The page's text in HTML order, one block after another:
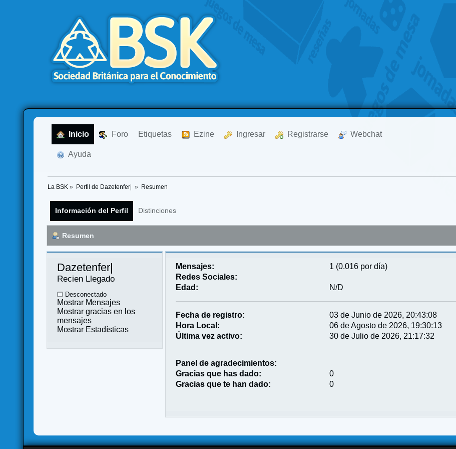
Inicio Foro Etiquetas Ezine Ingresar Registrarse Webchat
Ayuda
La BSK » Perfil de Dazetenfer| » Resumen
Información del Perfil Distinciones
Resumen
Dazetenfer|
Recien Llegado
Desconectado
Mostrar Mensajes
Mostrar gracias en los
mensajes
Mostrar Estadísticas
Mensajes:
1 (0.016 por día)
Redes Sociales:
Edad:
N/D
Fecha de registro:
03 de Junio de 2026, 20:43:08
Hora Local:
06 de Agosto de 2026, 19:30:13
Última vez activo:
30 de Julio de 2026, 21:17:32
Panel de agradecimientos:
Gracias que has dado:
0
Gracias que te han dado:
0